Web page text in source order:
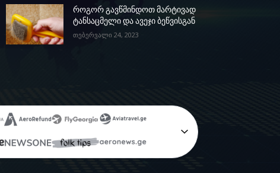
როგორ გავწმინდოთ მარტივად
ტანსაცმელი და ავეჯი ბეწვისგან
თებერვალი 24, 2023